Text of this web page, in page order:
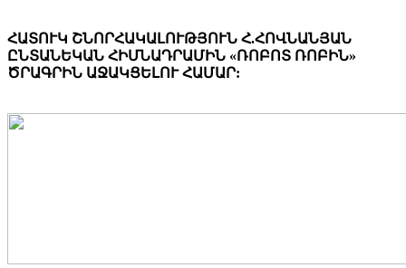
ՀԱՏՈՒԿ ՇՆՈՐՀԱԿԱԼՈՒԹՅՈՒՆ Հ.ՀՈՎՆԱՆՅԱՆ
ԸՆՏԱՆԵԿԱՆ ՀԻՄՆԱԴՐԱՄԻՆ «ՌՈԲՈՏ ՌՈԲԻՆ»
ԾՐԱԳՐԻՆ ԱՋԱԿՑԵԼՈՒ ՀԱՄԱՐ: